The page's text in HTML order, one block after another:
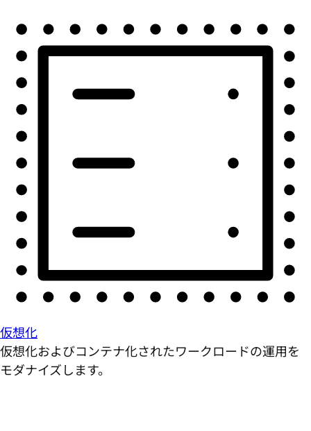
仮想化
仮想化およびコンテナ化されたワークロードの運用を
モダナイズします。